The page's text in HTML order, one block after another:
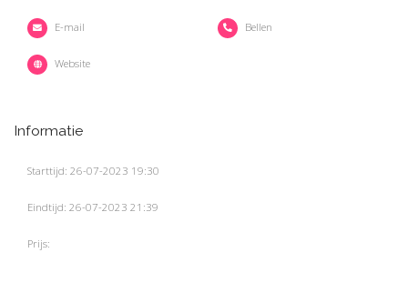
E-mail Bellen
Website
Informatie
Starttijd: 26-07-2023 19:30
Eindtijd: 26-07-2023 21:39
Prijs: